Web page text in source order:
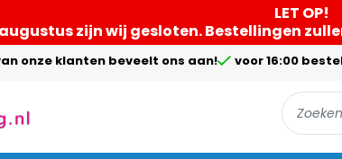
LET OP!
zijn wij gesloten. Bestellingen
onze klanten beveelt ons aan! voor 16:00